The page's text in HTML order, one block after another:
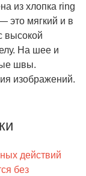
из хлопка ring
это мягкий и в
высокой
На шее и
швы.
изображений.
действий
без